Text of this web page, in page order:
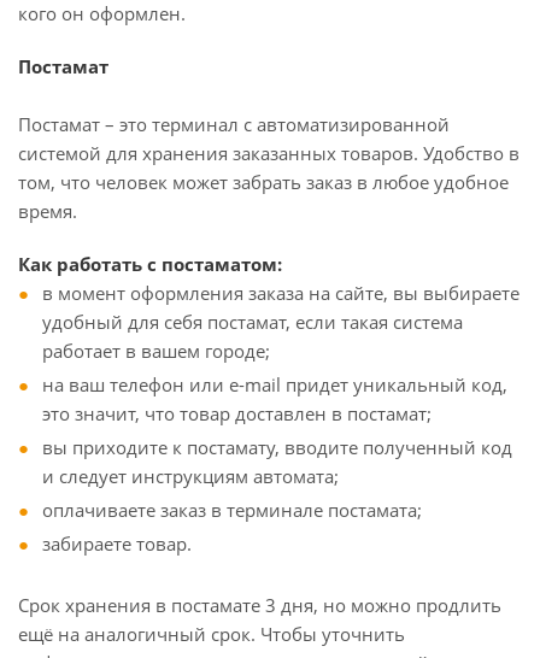
кого он оформлен.
Постамат
Постамат – это терминал с автоматизированной
системой для хранения заказанных товаров. Удобство в
том, что человек может забрать заказ в любое удобное
время.
Как работать с постаматом:
в момент оформления заказа на сайте, вы выбираете
удобный для себя постамат, если такая система
работает в вашем городе;
на ваш телефон или e-mail придет уникальный код,
это значит, что товар доставлен в постамат;
вы приходите к постамату, вводите полученный код
и следует инструкциям автомата;
оплачиваете заказ в терминале постамата;
забираете товар.
Срок хранения в постамате 3 дня, но можно продлить
ещё на аналогичный срок. Чтобы уточнить